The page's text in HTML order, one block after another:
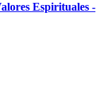
Espirituales -